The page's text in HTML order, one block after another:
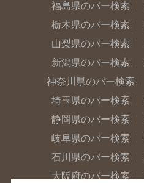
福島県のバー検索
栃木県のバー検索
山梨県のバー検索
新潟県のバー検索
神奈川県のバー検索
埼玉県のバー検索
静岡県のバー検索
岐阜県のバー検索
石川県のバー検索
大阪府のバー検索